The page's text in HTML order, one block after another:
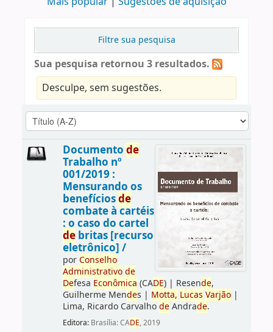
Filtre sua pesquisa
Sua pesquisa retornou 3 resultados.
Desculpe, sem sugestões.
Documento de
Trabalho nº
001/2019 :
Mensurando os
benefíciosde
combate à cartéis
: o caso do cartel
debritas [recurso
eletrônico] /
porConselho
Administrativo de
Defesa Econômica (CADE)| Resende,
Guilherme Mendes | Motta, Lucas Varjão|
Lima, Ricardo CarvalhodeAndrade.
Editora: Brasília: CADE, 2019